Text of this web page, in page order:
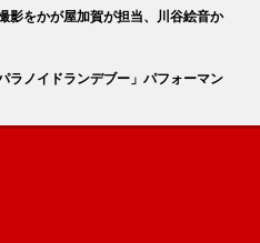
影をかが屋加賀が担当、川谷絵音か
ラノイドランデブー」パフォーマン